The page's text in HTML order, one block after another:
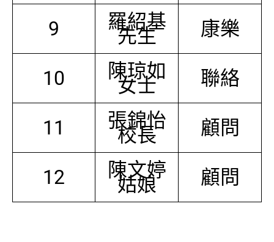
9 羅紹基
先生 康樂
10 陳琼如
女士 聯絡
11 張錦怡
校長 顧問
12 陳文婷
姑娘 顧問